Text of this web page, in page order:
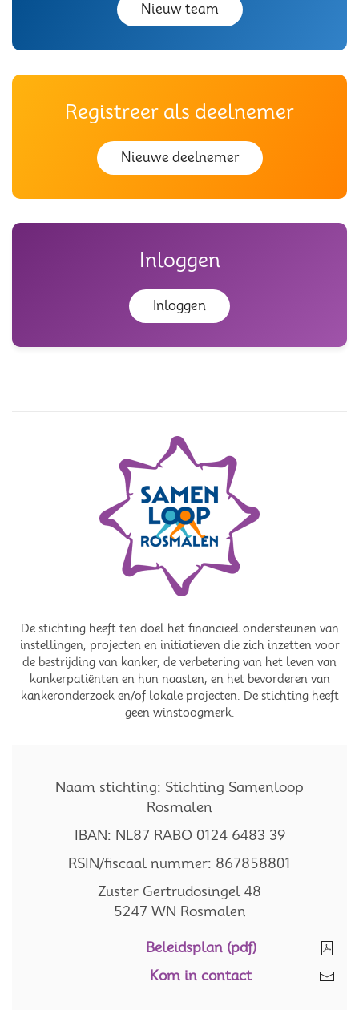
Nieuw team
Registreer als deelnemer
Nieuwe deelnemer
Inloggen
Inloggen
De stichting heeft ten doel het financieel ondersteunen van
instellingen, projecten en initiatieven die zich inzetten voor
de bestrijding van kanker, de verbetering van het leven van
kankerpatiënten en hun naasten, en het bevorderen van
kankeronderzoek en/of lokale projecten. De stichting heeft
geen winstoogmerk.
Naam stichting: Stichting Samenloop
Rosmalen
IBAN: NL87 RABO 0124 6483 39
RSIN/fiscaal nummer: 867858801
Zuster Gertrudosingel 48
5247 WN Rosmalen
Beleidsplan (pdf)
Kom in contact